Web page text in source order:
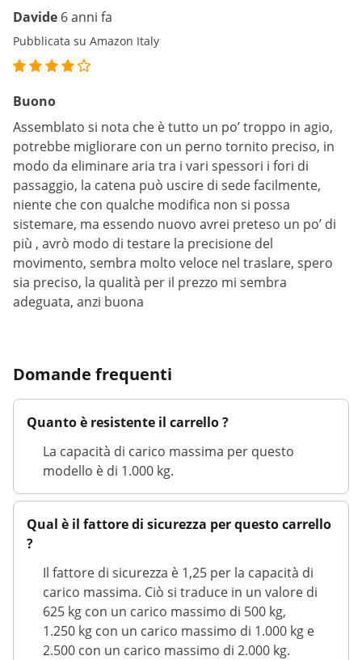
Davide 6 anni fa
Pubblicata su Amazon Italy
Buono
Assemblato si nota che è tutto un po’ troppo in agio,
potrebbe migliorare con un perno tornito preciso, in
modo da eliminare aria tra i vari spessori i fori di
passaggio, la catena può uscire di sede facilmente,
niente che con qualche modifica non si possa
sistemare, ma essendo nuovo avrei preteso un po’ di
più , avrò modo di testare la precisione del
movimento, sembra molto veloce nel traslare, spero
sia preciso, la qualità per il prezzo mi sembra
adeguata, anzi buona
Domande frequenti
Quanto è resistente il carrello ?
La capacità di carico massima per questo
modello è di 1.000 kg.
Qual è il fattore di sicurezza per questo carrello
?
Il fattore di sicurezza è 1,25 per la capacità di
carico massima. Ciò si traduce in un valore di
625 kg con un carico massimo di 500 kg,
1.250 kg con un carico massimo di 1.000 kg e
2.500 con un carico massimo di 2.000 kg.